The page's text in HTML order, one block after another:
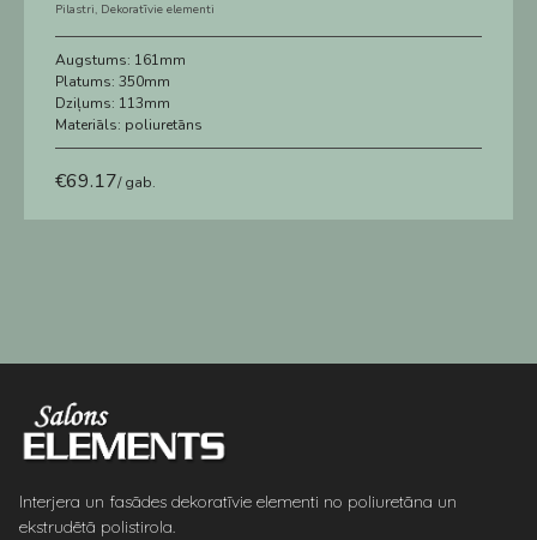
Pilastri, Dekoratīvie elementi
Augstums: 161mm
Platums: 350mm
Dziļums: 113mm
Materiāls: poliuretāns
€69.17/ gab.
Interjera un fasādes dekoratīvie elementi no poliuretāna un
ekstrudētā polistirola.